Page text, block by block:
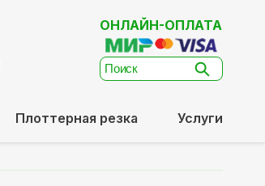
ОНЛАЙН-ОПЛАТА
Плоттерная резка Услуги